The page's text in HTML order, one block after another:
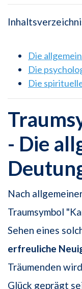
Die
Die
Die
- Die
Nach
Traumsymbol
Sehen eines
erfreuliche
Träumenden
Glück geprägt